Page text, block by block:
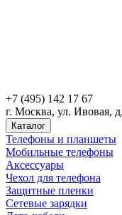
+7 (495) 142 17 67
г. Москва, ул. Ивовая,
Каталог
Телефоны и планшеты
Мобильные телефоны
Аксессуары
Чехол для телефона
Защитные пленки
Сетевые зарядки